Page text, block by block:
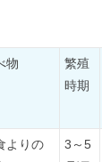
物
繁殖
時期
よりの
3～5